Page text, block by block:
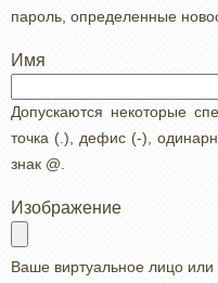
пароль, определенные
Имя
Допускаются некоторые
точка (.), дефис (-),
знак @.
Изображение
Ваше виртуальное лицо